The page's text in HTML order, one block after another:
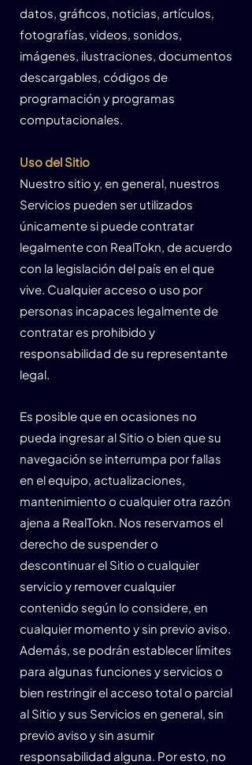
datos, gráficos, noticias, artículos,
fotografías, videos, sonidos,
imágenes, ilustraciones, documentos
descargables, códigos de
programación y programas
computacionales.
Uso del Sitio
Nuestro sitio y, en general, nuestros
Servicios pueden ser utilizados
únicamente si puede contratar
legalmente con RealTokn, de acuerdo
con la legislación del país en el que
vive. Cualquier acceso o uso por
personas incapaces legalmente de
contratar es prohibido y
responsabilidad de su representante
legal.
Es posible que en ocasiones no
pueda ingresar al Sitio o bien que su
navegación se interrumpa por fallas
en el equipo, actualizaciones,
mantenimiento o cualquier otra razón
ajena a RealTokn. Nos reservamos el
derecho de suspender o
descontinuar el Sitio o cualquier
servicio y remover cualquier
contenido según lo considere, en
cualquier momento y sin previo aviso.
Además, se podrán establecer límites
para algunas funciones y servicios o
bien restringir el acceso total o parcial
al Sitio y sus Servicios en general, sin
previo aviso y sin asumir
responsabilidad alguna. Por esto, no